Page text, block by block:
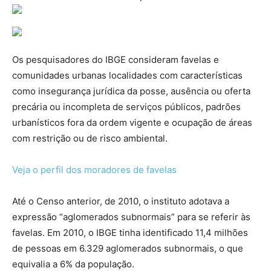
Os pesquisadores do IBGE consideram favelas e
comunidades urbanas localidades com características
como insegurança jurídica da posse, ausência ou oferta
precária ou incompleta de serviços públicos, padrões
urbanísticos fora da ordem vigente e ocupação de áreas
com restrição ou de risco ambiental.
Veja o perfil dos moradores de favelas
Até o Censo anterior, de 2010, o instituto adotava a
expressão “aglomerados subnormais” para se referir às
favelas. Em 2010, o IBGE tinha identificado 11,4 milhões
de pessoas em 6.329 aglomerados subnormais, o que
equivalia a 6% da população.